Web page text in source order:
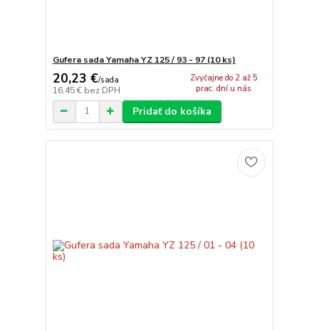
Gufera sada Yamaha YZ 125 / 93 - 97 (10 ks)
20,23 €/sada
16,45 € bez DPH
Zvyčajne do 2 až 5
prac. dní u nás
Pridať do košíka